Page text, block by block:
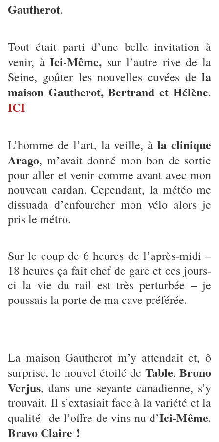
Gautherot.
Tout était parti d’une belle invitation à
venir, àIci-Même, sur l’autre rive de la
Seine, goûter les nouvelles cuvées de la
maison Gautherot, Bertrand et Hélène.
ICI
L’homme de l’art, la veille, àla clinique
Arago, m’avait donné mon bon de sortie
pour aller et venir comme avant avec mon
nouveau cardan. Cependant, la météo me
dissuada d’enfourcher mon vélo alors je
pris le métro.
Sur le coup de 6 heures de l’après-midi –
18 heures ça fait chef de gare et ces jours-
ci la vie du rail est très perturbée – je
poussais la porte de ma cave préférée.
La maison Gautherot m’y attendait et, ô
surprise, le nouvel étoilé de Table,Bruno
Verjus, dans une seyante canadienne, s’y
trouvait. Il s’extasiait face à la variété et la
qualité de l’offre de vins nu d’Ici-Même.
Bravo Claire !